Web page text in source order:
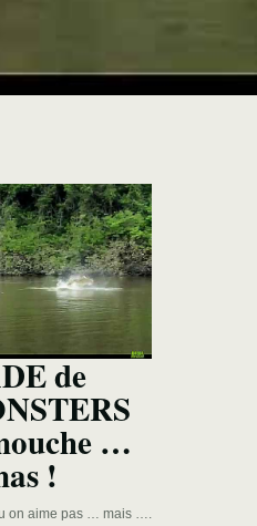
de
…
!
on aime pas … mais ….